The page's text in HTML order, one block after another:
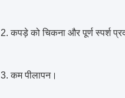
2. कपड़े को चिकना और पूर्ण स्पर्श
3. कम पीलापन।